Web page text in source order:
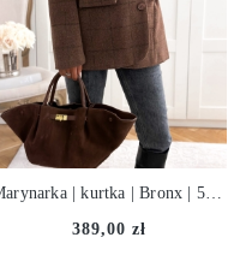
Marynarka | kurtka | Bronx | 50% wełna | kasztan ♡
389,00 zł